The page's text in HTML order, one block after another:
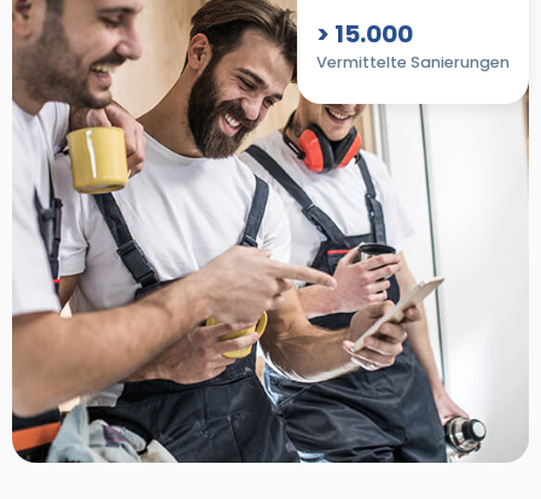
> 15.000
Vermittelte Sanierungen